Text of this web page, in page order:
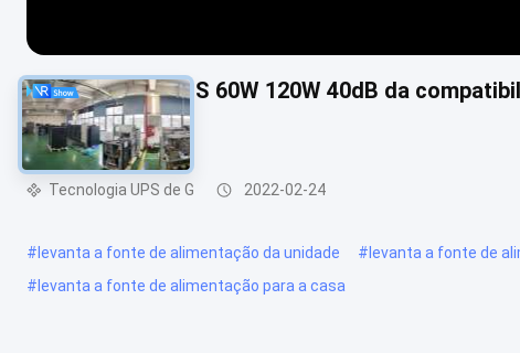
Ruído da C.C. UPS 60W 120W 40dB da
7/9AHAH AGM
Tecnologia UPS de G 2022-02-24
#levanta a fonte de alimentação da unidade #levanta a fonte de
#levanta a fonte de alimentação para a casa